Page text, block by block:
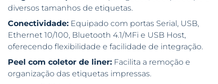
diversos tamanhos de etiquetas.
Conectividade: Equipado com portas Serial, USB,
Ethernet 10/100, Bluetooth 4.1/MFi e USB Host,
oferecendo flexibilidade e facilidade de integração.
Peel com coletor de liner: Facilita a remoção e
organização das etiquetas impressas.